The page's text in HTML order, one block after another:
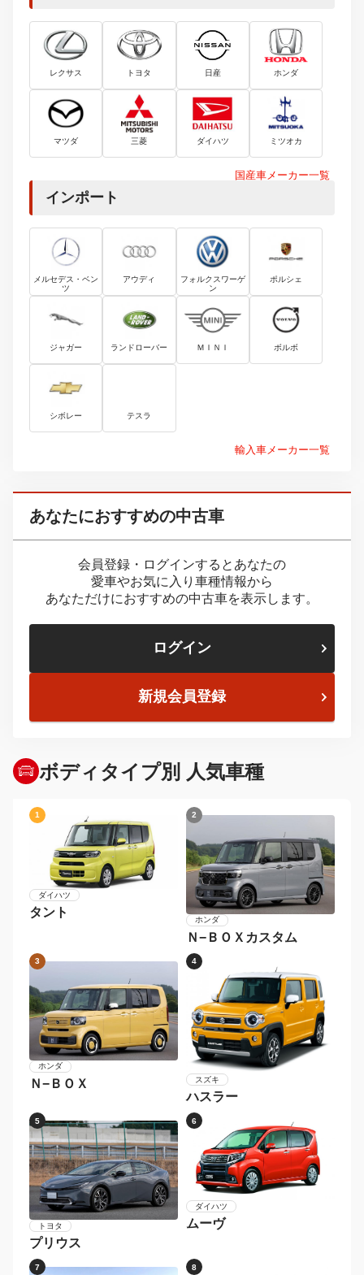
レクサス トヨタ 日産 ホンダ
マツダ 三菱 ダイハツ ミツオカ
国産車メーカー一覧
インポート
メルセデス・ベン
ツ
アウディ
フォルクスワーゲ
ン
ポルシェ
ジャガー ランドローバー ＭＩＮＩ ボルボ
シボレー テスラ
輸入車メーカー一覧
あなたにおすすめの中古車
会員登録・ログインするとあなたの
愛車やお気に入り車種情報から
あなただけにおすすめの中古車を表示します。
ログイン
新規会員登録
ボディタイプ別 人気車種
1
ダイハツ
タント
2
ホンダ
Ｎ−ＢＯＸカスタム
3
ホンダ
Ｎ−ＢＯＸ
4
スズキ
ハスラー
5
トヨタ
プリウス
6
ダイハツ
ムーヴ
7 8